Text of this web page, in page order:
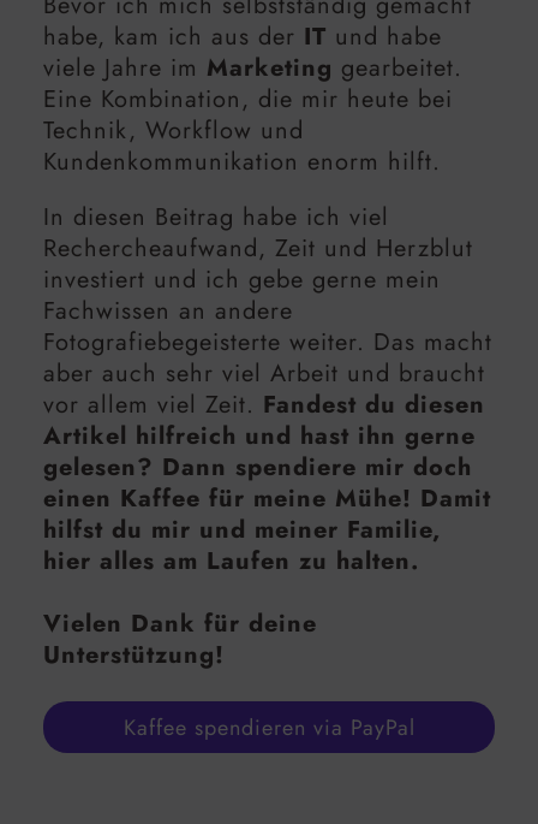
habe, kam ich aus der IT und habe
viele Jahre im Marketing gearbeitet.
Eine Kombination, die mir heute bei
Technik, Workflow und
Kundenkommunikation enorm hilft.
In diesen Beitrag habe ich viel
Rechercheaufwand, Zeit und Herzblut
investiert und ich gebe gerne mein
Fachwissen an andere
Fotografiebegeisterte weiter. Das macht
aber auch sehr viel Arbeit und braucht
vor allem viel Zeit. Fandest du diesen
Artikel hilfreich und hast ihn gerne
gelesen? Dann spendiere mir doch
einen Kaffee für meine Mühe! Damit
hilfst du mir und meiner Familie,
hier alles am Laufen zu halten.
Vielen Dank für deine
Unterstützung!
Kaffee spendieren via PayPal